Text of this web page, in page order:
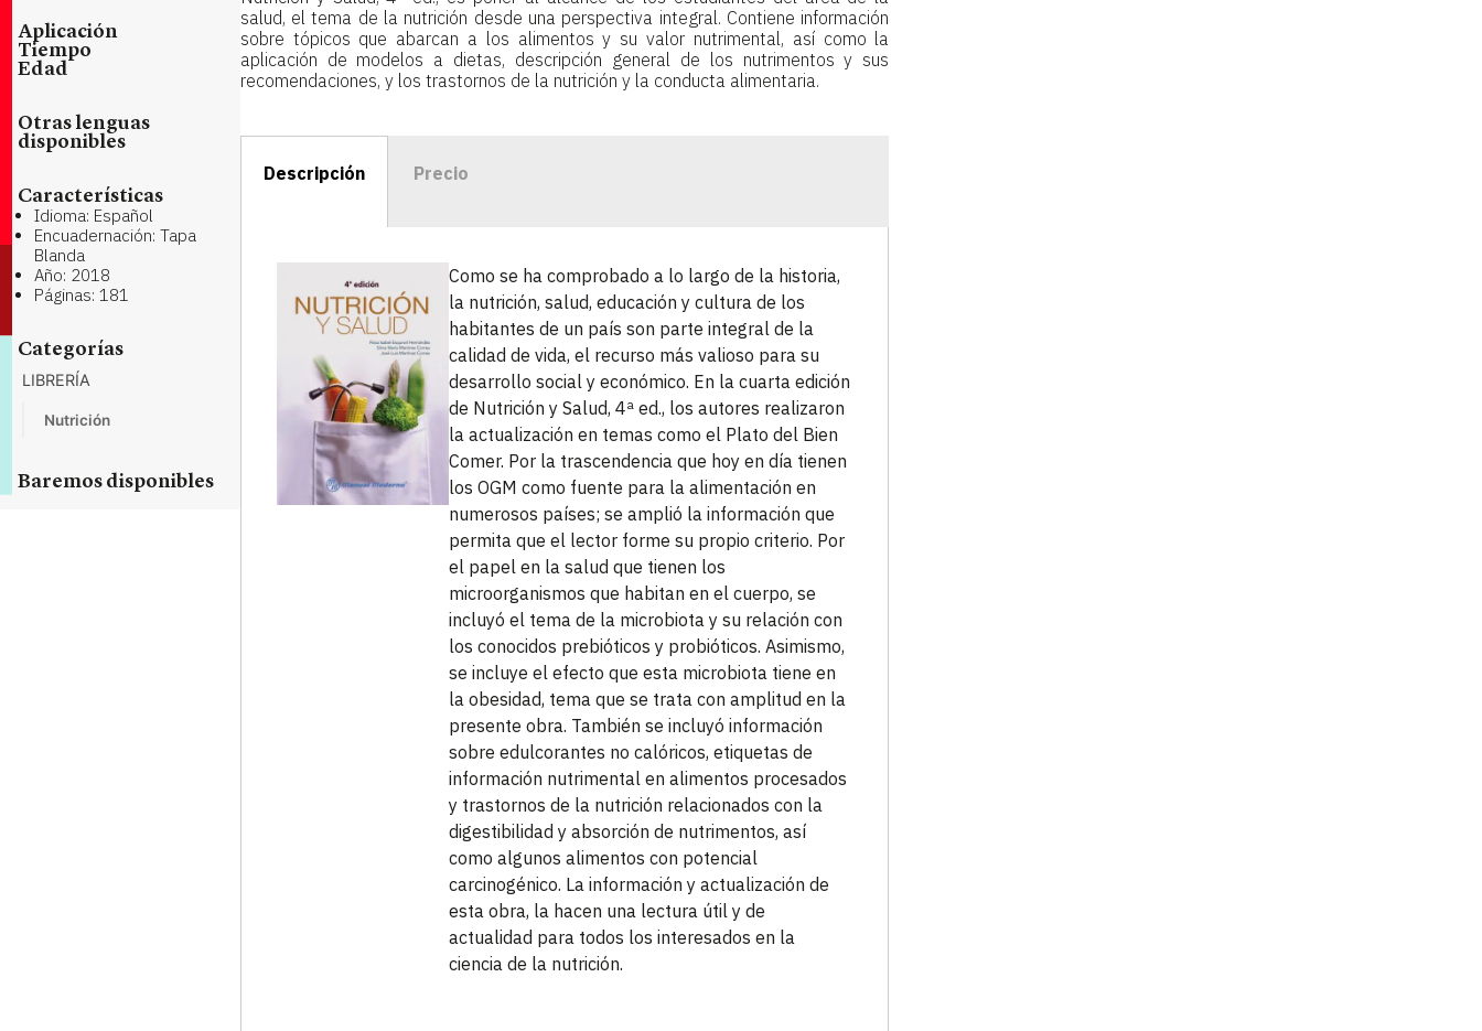
Aplicación
Tiempo
Edad
Otras lenguas
disponibles
Características
Idioma: Español
Encuadernación: Tapa
Blanda
Año: 2018
Páginas: 181
Categorías
LIBRERÍA
Nutrición
Baremos disponibles
salud, el tema de la nutrición desde una perspectiva integral. Contiene información
sobre tópicos que abarcan a los alimentos y su valor nutrimental, así como la
aplicación de modelos a dietas, descripción general de los nutrimentos y sus
recomendaciones, y los trastornos de la nutrición y la conducta alimentaria.
Descripción Precio
Como se ha comprobado a lo largo de la historia,
la nutrición, salud, educación y cultura de los
habitantes de un país son parte integral de la
calidad de vida, el recurso más valioso para su
desarrollo social y económico. En la cuarta edición
de Nutrición y Salud, 4ª ed., los autores realizaron
la actualización en temas como el Plato del Bien
Comer. Por la trascendencia que hoy en día tienen
los OGM como fuente para la alimentación en
numerosos países; se amplió la información que
permita que el lector forme su propio criterio. Por
el papel en la salud que tienen los
microorganismos que habitan en el cuerpo, se
incluyó el tema de la microbiota y su relación con
los conocidos prebióticos y probióticos. Asimismo,
se incluye el efecto que esta microbiota tiene en
la obesidad, tema que se trata con amplitud en la
presente obra. También se incluyó información
sobre edulcorantes no calóricos, etiquetas de
información nutrimental en alimentos procesados
y trastornos de la nutrición relacionados con la
digestibilidad y absorción de nutrimentos, así
como algunos alimentos con potencial
carcinogénico. La información y actualización de
esta obra, la hacen una lectura útil y de
actualidad para todos los interesados en la
ciencia de la nutrición.